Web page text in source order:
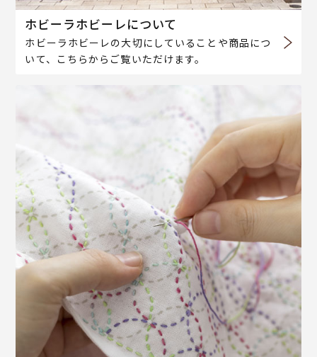
ホビーラホビーレについて
ホビーラホビーレの大切にしていることや商品につ
いて、こちらからご覧いただけます。